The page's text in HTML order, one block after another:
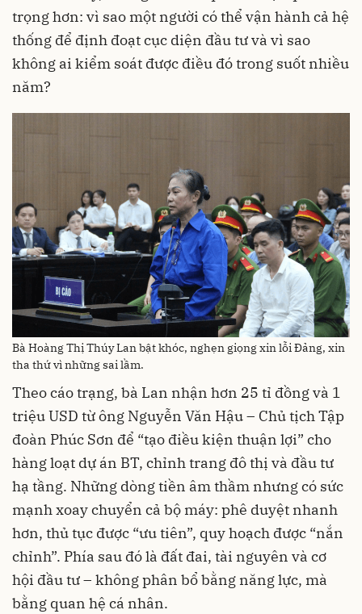
trọng hơn: vì sao một người có thể vận hành cả hệ
thống để định đoạt cục diện đầu tư và vì sao
không ai kiểm soát được điều đó trong suốt nhiều
năm?
Bà Hoàng Thị Thúy Lan bật khóc, nghẹn giọng xin lỗi Đảng, xin
tha thứ vì những sai lầm.
Theo cáo trạng, bà Lan nhận hơn 25 tỉ đồng và 1
triệu USD từ ông Nguyễn Văn Hậu – Chủ tịch Tập
đoàn Phúc Sơn để “tạo điều kiện thuận lợi” cho
hàng loạt dự án BT, chỉnh trang đô thị và đầu tư
hạ tầng. Những dòng tiền âm thầm nhưng có sức
mạnh xoay chuyển cả bộ máy: phê duyệt nhanh
hơn, thủ tục được “ưu tiên”, quy hoạch được “nắn
chỉnh”. Phía sau đó là đất đai, tài nguyên và cơ
hội đầu tư – không phân bổ bằng năng lực, mà
bằng quan hệ cá nhân.